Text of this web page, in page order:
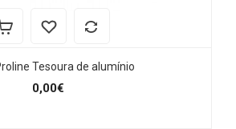
Tesoura de alumínio
0,00€